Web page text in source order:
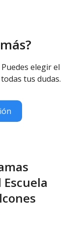
elegir el
tus dudas.